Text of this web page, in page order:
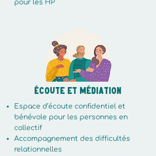
pour les HP
écoute et médiation
Espace d’écoute confidentiel et
bénévole pour les personnes en
collectif
Accompagnement des difficultés
relationnelles